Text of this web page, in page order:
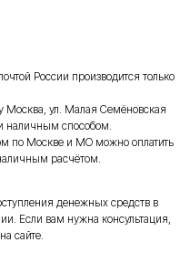
России производится только
Москва, ул. Малая Семёновская
наличным способом.
по Москве и МО можно оплатить
расчётом.
денежных средств в
Если вам нужна консультация,
сайте.